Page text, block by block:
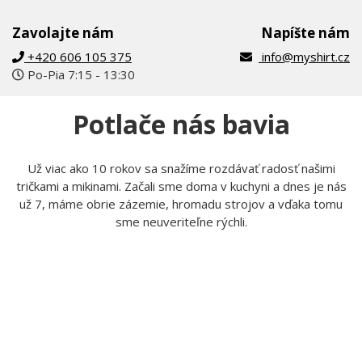
Zavolajte nám
+420 606 105 375
Po-Pia 7:15 - 13:30
Napíšte nám
info@myshirt.cz
Potlače nás bavia
Už viac ako 10 rokov sa snažíme rozdávať radosť našimi
tričkami a mikinami. Začali sme doma v kuchyni a dnes je nás
už 7, máme obrie zázemie, hromadu strojov a vďaka tomu
sme neuveriteľne rýchli.